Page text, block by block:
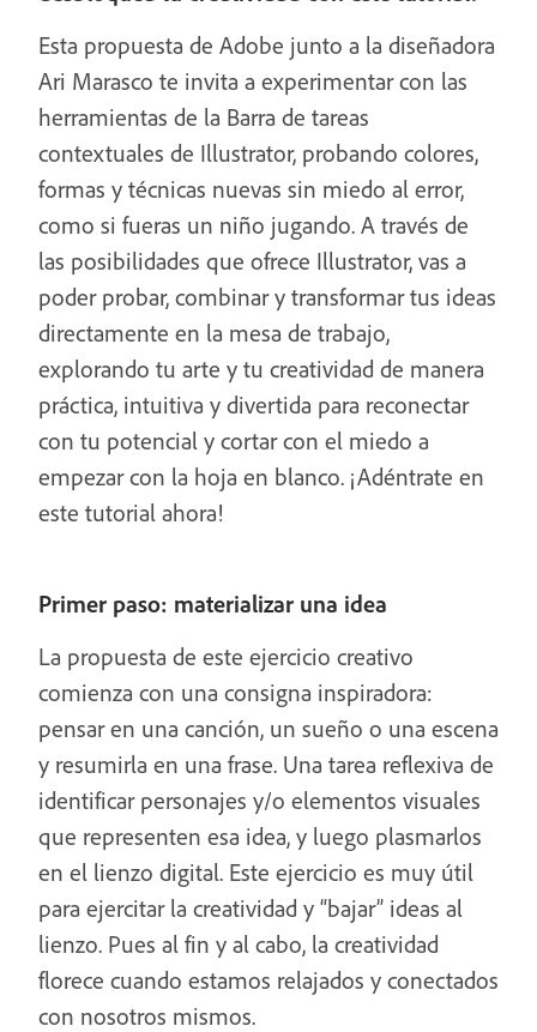
Esta propuesta de Adobe junto a la diseñadora
Ari Marasco te invita a experimentar con las
herramientas de la Barra de tareas
contextuales de Illustrator, probando colores,
formas y técnicas nuevas sin miedo al error,
como si fueras un niño jugando. A través de
las posibilidades que ofrece Illustrator, vas a
poder probar, combinar y transformar tus ideas
directamente en la mesa de trabajo,
explorando tu arte y tu creatividad de manera
práctica, intuitiva y divertida para reconectar
con tu potencial y cortar con el miedo a
empezar con la hoja en blanco. ¡Adéntrate en
este tutorial ahora!
Primer paso: materializar una idea
La propuesta de este ejercicio creativo
comienza con una consigna inspiradora:
pensar en una canción, un sueño o una escena
y resumirla en una frase. Una tarea reflexiva de
identificar personajes y/o elementos visuales
que representen esa idea, y luego plasmarlos
en el lienzo digital. Este ejercicio es muy útil
para ejercitar la creatividad y “bajar” ideas al
lienzo. Pues al fin y al cabo, la creatividad
florece cuando estamos relajados y conectados
con nosotros mismos.